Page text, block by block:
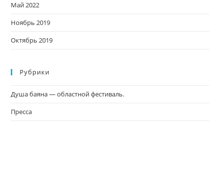
Май 2022
Ноябрь 2019
Октябрь 2019
Рубрики
Душа баяна — областной фестиваль.
Пресса